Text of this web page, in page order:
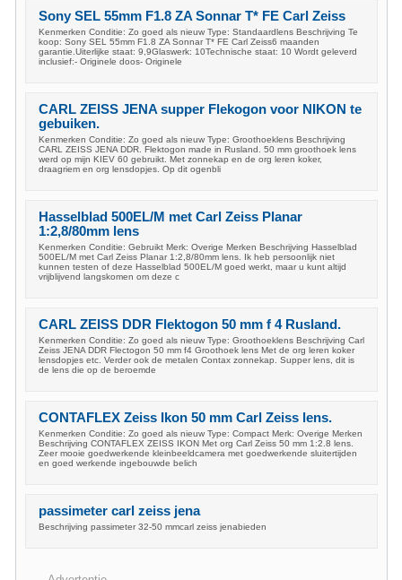
Sony SEL 55mm F1.8 ZA Sonnar T* FE Carl Zeiss
Kenmerken Conditie: Zo goed als nieuw Type: Standaardlens Beschrijving Te
koop: Sony SEL 55mm F1.8 ZA Sonnar T* FE Carl Zeiss6 maanden
garantie.Uiterlijke staat: 9,9Glaswerk: 10Technische staat: 10 Wordt geleverd
inclusief:- Originele doos- Originele
CARL ZEISS JENA supper Flekogon voor NIKON te
gebuiken.
Kenmerken Conditie: Zo goed als nieuw Type: Groothoeklens Beschrijving
CARL ZEISS JENA DDR. Flektogon made in Rusland. 50 mm groothoek lens
werd op mijn KIEV 60 gebruikt. Met zonnekap en de org leren koker,
draagriem en org lensdopjes. Op dit ogenbli
Hasselblad 500EL/M met Carl Zeiss Planar
1:2,8/80mm lens
Kenmerken Conditie: Gebruikt Merk: Overige Merken Beschrijving Hasselblad
500EL/M met Carl Zeiss Planar 1:2,8/80mm lens. Ik heb persoonlijk niet
kunnen testen of deze Hasselblad 500EL/M goed werkt, maar u kunt altijd
vrijblijvend langskomen om deze c
CARL ZEISS DDR Flektogon 50 mm f 4 Rusland.
Kenmerken Conditie: Zo goed als nieuw Type: Groothoeklens Beschrijving Carl
Zeiss JENA DDR Flectogon 50 mm f4 Groothoek lens Met de org leren koker
lensdopjes etc. Verder ook de metalen Contax zonnekap. Supper lens, dit is
de lens die op de beroemde
CONTAFLEX Zeiss Ikon 50 mm Carl Zeiss lens.
Kenmerken Conditie: Zo goed als nieuw Type: Compact Merk: Overige Merken
Beschrijving CONTAFLEX ZEISS IKON Met org Carl Zeiss 50 mm 1:2.8 lens.
Zeer mooie goedwerkende kleinbeeldcamera met goedwerkende sluitertijden
en goed werkende ingebouwde belich
passimeter carl zeiss jena
Beschrijving passimeter 32-50 mmcarl zeiss jenabieden